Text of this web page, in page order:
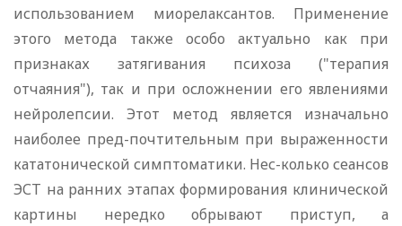
использованием миорелаксантов. Применение
этого метода также особо актуально как при
признаках затягивания психоза ("терапия
отчаяния"), так и при осложнении его явлениями
нейролепсии. Этот метод является изначально
наиболее пред-почтительным при выраженности
кататонической симптоматики. Нес-колько сеансов
ЭСТ на ранних этапах формирования клинической
картины нередко обрывают приступ, а